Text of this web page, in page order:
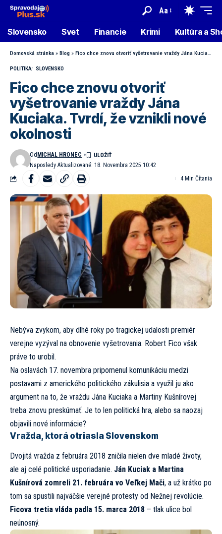
Aa
Slovensko Svet Financie Krimi Kultúra a
Domovská stránka » Blog » Fico chce znovu otvoriť vyšetrovanie vraždy Jána Kuciaka. Tvrdí, že vznikli nové okolnosti
POLITIKA SLOVENSKO
Fico chce znovu otvoriť
vyšetrovanie vraždy Jána
Kuciaka. Tvrdí, že vznikli nové
okolnosti
Naposledy Aktualizované: 18. Novembra 2025 10:42
Od MICHAL HRONEC
4 Min Čítania
Nebýva zvykom, aby dlhé roky po tragickej udalosti premiér
verejne vyzýval na obnovenie vyšetrovania. Robert Fico však
práve to urobil.
Na oslavách 17. novembra pripomenul komunikáciu medzi
postavami z amerického politického zákulisia a využil ju ako
argument na to, že vraždu Jána Kuciaka a Martiny Kušnírovej
treba znovu preskúmať. Je to len politická hra, alebo sa naozaj
objavili nové informácie?
Vražda, ktorá otriasla Slovenskom
Dvojitá vražda z februára 2018 zničila nielen dve mladé životy,
ale aj celé politické usporiadanie. Ján Kuciak a Martina
Kušnírová zomreli 21. februára vo Veľkej Mači, a už krátko po
tom sa spustili najväčšie verejné protesty od Nežnej revolúcie.
Ficova tretia vláda padla 15. marca 2018 – tlak ulice bol
neúnosný.